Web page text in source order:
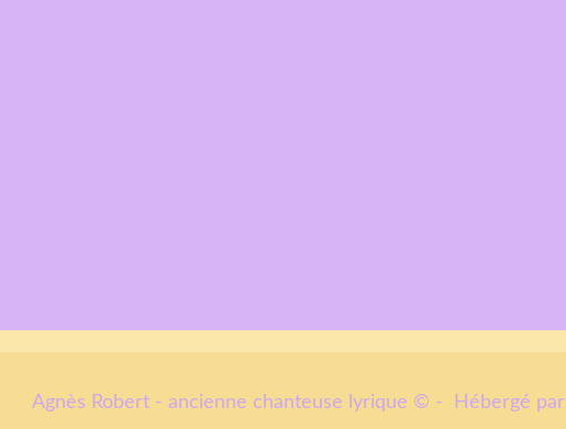
Agnès Robert - ancienne chanteuse lyrique © - Hébergé par